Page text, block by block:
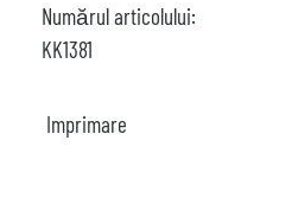
Numărul articolului:
KK1381
Imprimare